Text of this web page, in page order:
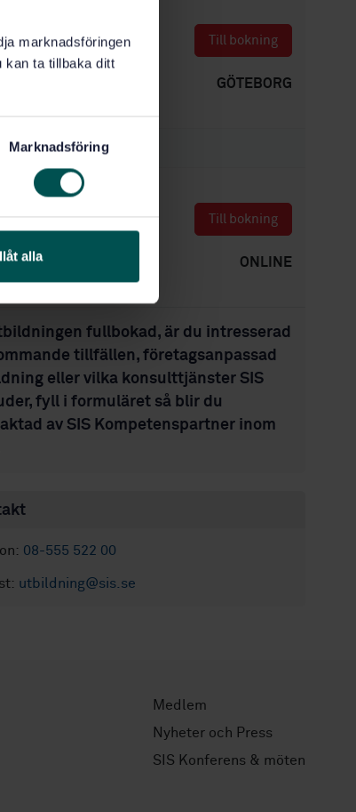
marknadsföringen
kan ta tillbaka ditt
Marknadsföring
alla
- 27 Till bokning
GÖTEBORG
- FRE
4 Till bokning
- 16:30 ONLINE
fullbokad, är du intresserad
tillfällen, företagsanpassad
eller vilka konsulttjänster SIS
fyll i formuläret så blir du
av SIS Kompetenspartner inom
08-555 522 00
utbildning@sis.se
Medlem
Nyheter och Press
SIS Konferens & möten